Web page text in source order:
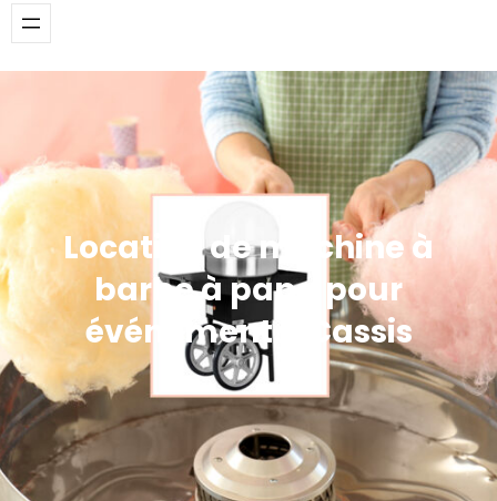
Location de machine à
barbe à papa pour
événement à Cassis